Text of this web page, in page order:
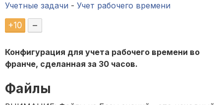
Учетные задачи - Учет рабочего времени
+10 –
Конфигурация для учета рабочего времени во
франче, сделанная за 30 часов.
Файлы